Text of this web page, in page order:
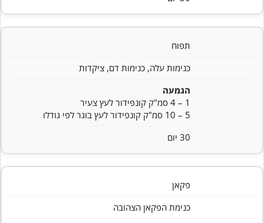
תפוח
כנימות עלה, כנימות דם, ציקדות
הגמעה
1 – 4 סמ"ק קונפידור לעץ צעיר
5 – 10 סמ"ק קונפידור לעץ בוגר לפי גודלו
30 יום
פקאן
כנימת הפקאן הצהובה